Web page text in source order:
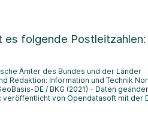
es folgende Postleitzahlen:
Ämter des Bundes und der Länder
Redaktion: Information und Technik
DE / BKG (2021) - Daten
veröffentlicht von Opendatasoft mit der